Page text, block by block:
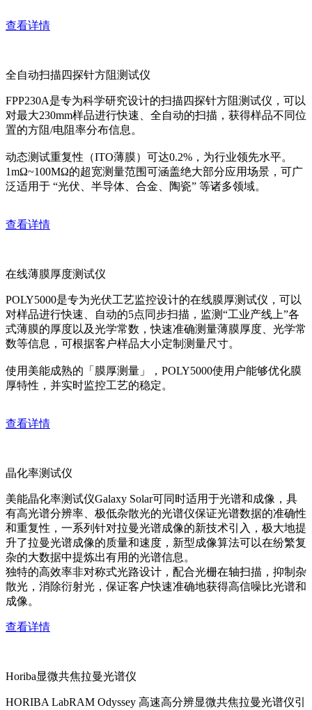
查看详情
全自动扫描四探针方阻测试仪
FPP230A是专为科学研究设计的扫描四探针方阻测试仪，可以
对最大230mm样品进行快速、全自动的扫描，获得样品不同位
置的方阻/电阻率分布信息。
动态测试重复性（ITO薄膜）可达0.2%，为行业领先水平。
1mΩ~100MΩ的超宽测量范围可涵盖绝大部分应用场景，可广
泛适用于 “光伏、半导体、合金、陶瓷” 等诸多领域。
查看详情
在线薄膜厚度测试仪
POLY5000是专为光伏工艺监控设计的在线膜厚测试仪，可以
对样品进行快速、自动的5点同步扫描，监测“工业产线上”各
式薄膜的厚度以及光学常数，快速准确测量薄膜厚度、光学常
数等信息，可根据客户样品大小定制测量尺寸。
使用美能成熟的「膜厚测量」，POLY5000使用户能够优化膜
厚特性，并实时监控工艺的稳定。
查看详情
晶化率测试仪
美能晶化率测试仪Galaxy Solar可同时适用于光谱和成像，具
有高光谱分辨率、极低杂散光的光谱仪保证光谱数据的准确性
和重复性，一系列针对拉曼光谱成像的新技术引入，极大地提
升了拉曼光谱成像的质量和速度，新型成像算法可以在纷繁复
杂的大数据中提炼出有用的光谱信息。
独特的高效率非对称式光路设计，配合光栅在轴扫描，抑制杂
散光，消除衍射光，保证客户快速准确地获得高信噪比光谱和
成像。
查看详情
Horiba显微共焦拉曼光谱仪
HORIBA LabRAM Odyssey 高速高分辨显微共焦拉曼光谱仪引